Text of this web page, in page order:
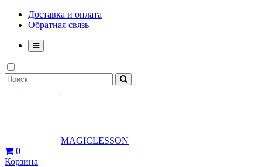
Доставка и оплата
Обратная связь
MAGICLESSON
0
Корзина